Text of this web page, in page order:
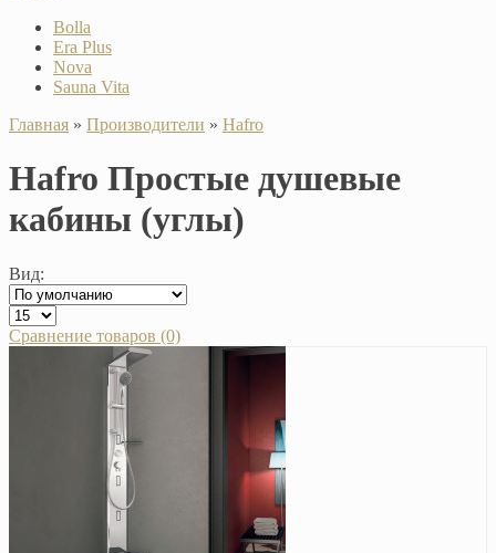
Bolla
Era Plus
Nova
Sauna Vita
Главная » Производители » Hafro
Hafro Простые душевые
кабины (углы)
Вид:
Сравнение товаров (0)